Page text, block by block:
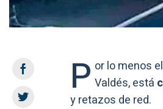
P or lo menos el
Valdés, está
y retazos de red.